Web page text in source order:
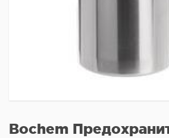
Bochem